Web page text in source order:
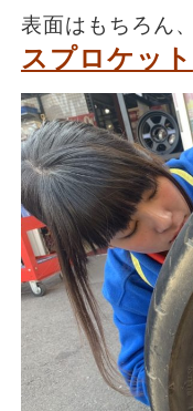
表面はもちろん、
スプロケット